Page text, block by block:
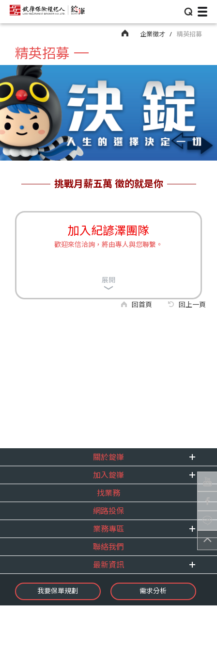
⌕
企業徵才 精英招募
精英招募
挑戰月薪五萬 徵的就是你
展開
加入紀諺澤團隊
歡迎來信洽詢，將由專人與您聯繫。
回首頁 回上一頁
關於錠嵂
企業資訊
重要事跡
得獎紀錄
服務宣言
合作夥伴
加入錠嵂
內勤招聘
精英招募
年度增員計畫
找業務
網路投保
業務專區
E 線資源網
聯絡我們
最新資訊
最新消息
錠嵂焦點
我要保單規劃 需求分析